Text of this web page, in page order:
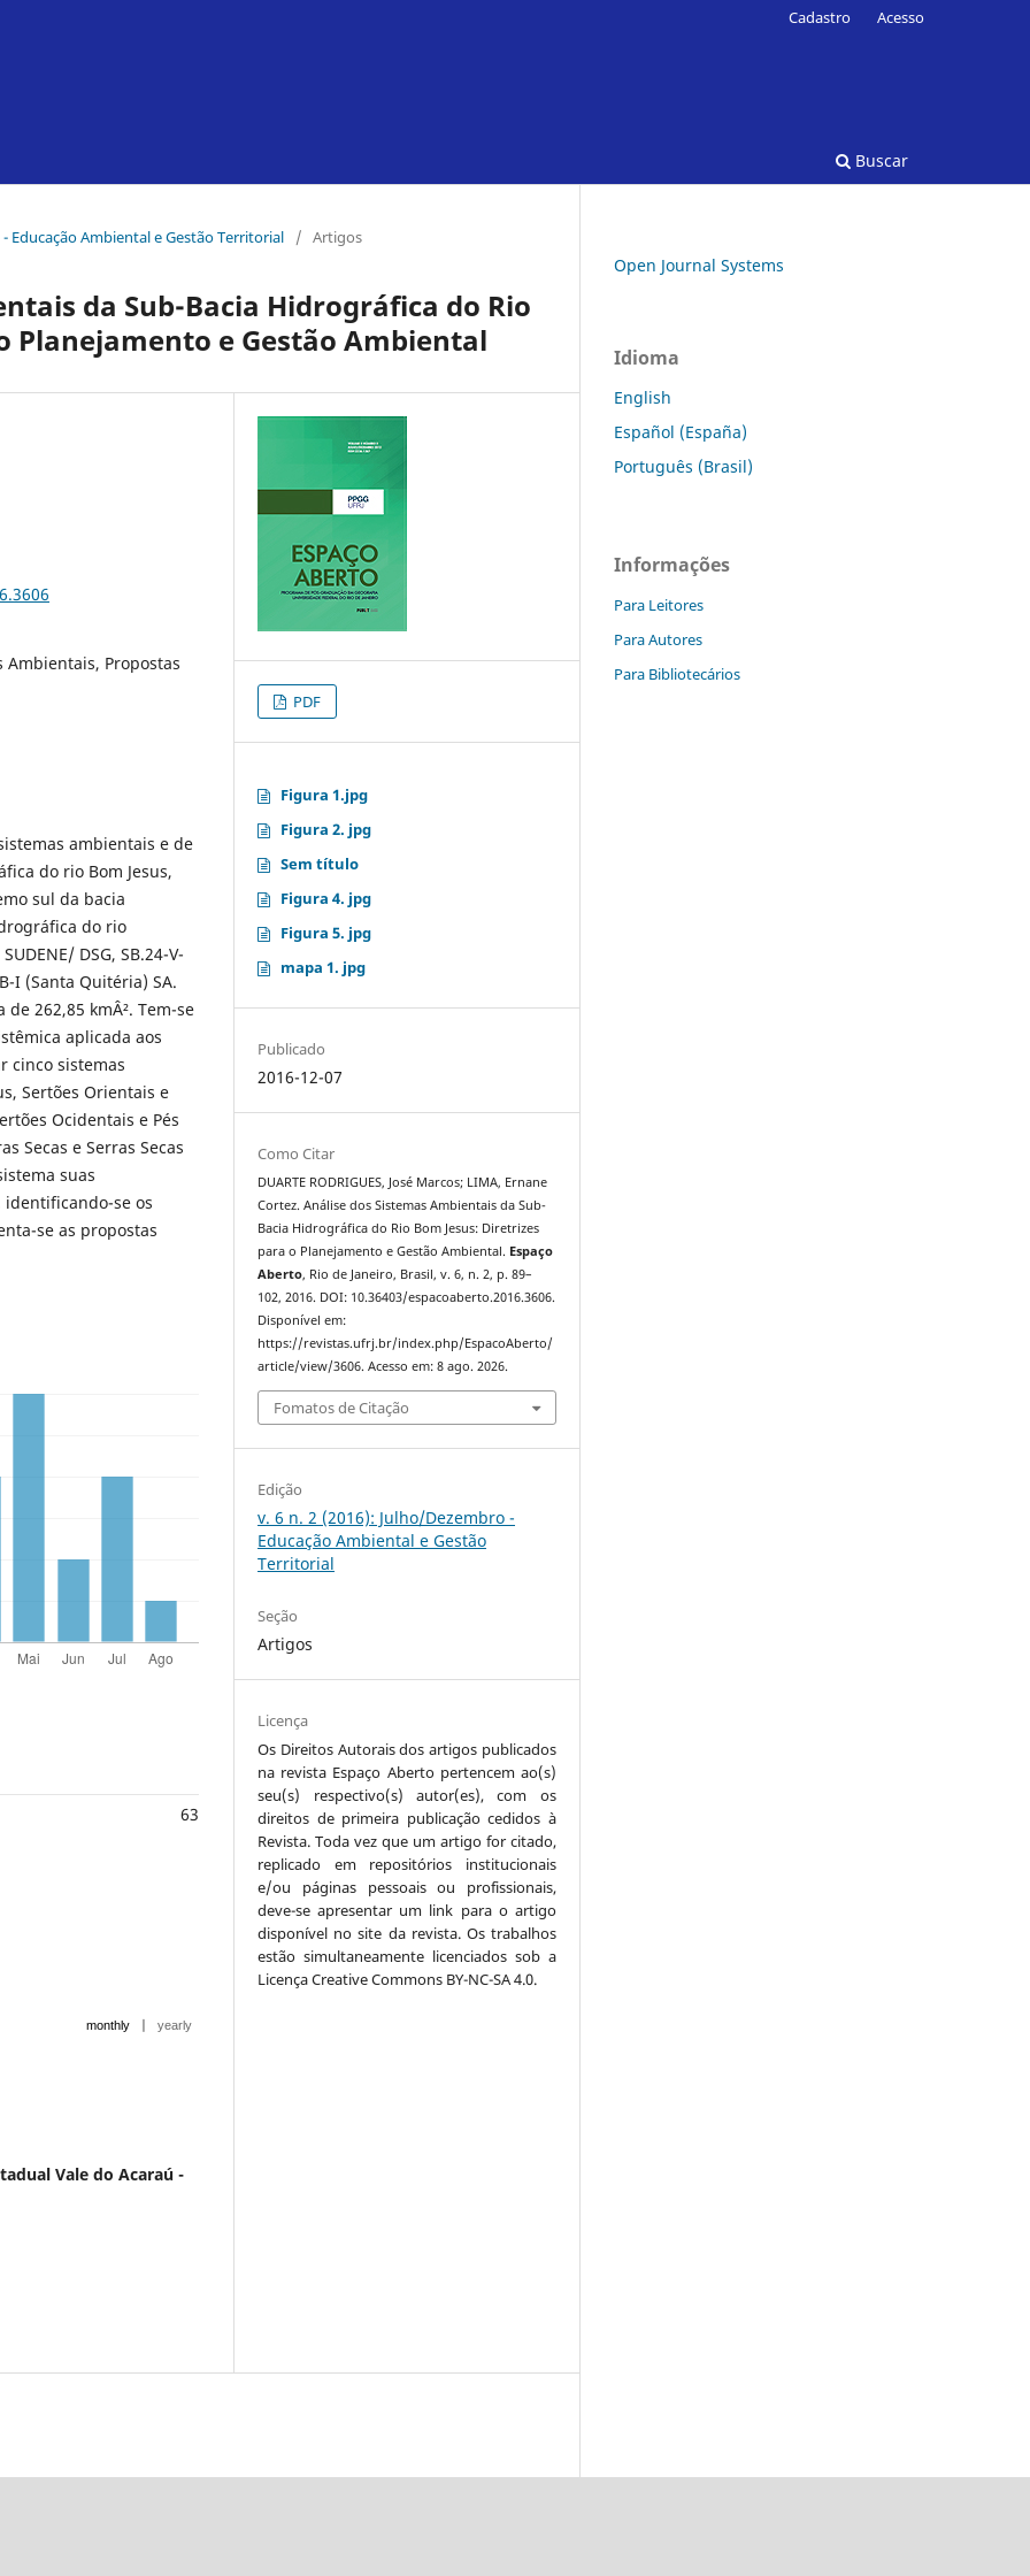
Buscar
Cadastro Acesso
Educação Ambiental e Gestão Territorial / Artigos
da Sub-Bacia Hidrográfica do Rio
Planejamento e Gestão Ambiental
Propostas
ambientais e de
do rio Bom Jesus,
sul da bacia
do rio
DSG, SB.24-V-
I (Santa Quitéria) SA.
262,85 kmÂ². Tem-se
aplicada aos
cinco sistemas
Sertões Orientais e
Ocidentais e Pés
Secas e Serras Secas
suas
identificando-se os
se as propostas
63
monthly | yearly
Vale do Acaraú -
PDF
Figura 1.jpg
Figura 2. jpg
Sem título
Figura 4. jpg
Figura 5. jpg
mapa 1. jpg
Publicado
2016-12-07
Como Citar
DUARTE RODRIGUES, José Marcos; LIMA, Ernane
Cortez. Análise dos Sistemas Ambientais da Sub-
Bacia Hidrográfica do Rio Bom Jesus: Diretrizes
para o Planejamento e Gestão Ambiental. Espaço
Aberto, Rio de Janeiro, Brasil, v. 6, n. 2, p. 89–
102, 2016. DOI: 10.36403/espacoaberto.2016.3606.
Disponível em:
https://revistas.ufrj.br/index.php/EspacoAberto/
article/view/3606. Acesso em: 8 ago. 2026.
Fomatos de Citação
Edição
v. 6 n. 2 (2016): Julho/Dezembro -
Educação Ambiental e Gestão
Territorial
Seção
Artigos
Licença
Os Direitos Autorais dos artigos publicados
na revista Espaço Aberto pertencem ao(s)
seu(s) respectivo(s) autor(es), com os
direitos de primeira publicação cedidos à
Revista. Toda vez que um artigo for citado,
replicado em repositórios institucionais
e/ou páginas pessoais ou profissionais,
deve-se apresentar um link para o artigo
disponível no site da revista. Os trabalhos
estão simultaneamente licenciados sob a
Licença Creative Commons BY-NC-SA 4.0.
Open Journal Systems
Idioma
English
Español (España)
Português (Brasil)
Informações
Para Leitores
Para Autores
Para Bibliotecários